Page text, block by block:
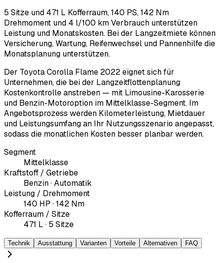
5 Sitze und 471 L Kofferraum, 140 PS, 142 Nm
Drehmoment und 4 l/100 km Verbrauch unterstützen
Leistung und Monatskosten. Bei der Langzeitmiete können
Versicherung, Wartung, Reifenwechsel und Pannenhilfe die
Monatsplanung unterstützen.
Der Toyota Corolla Flame 2022 eignet sich für
Unternehmen, die bei der Langzeitflottenplanung
Kostenkontrolle anstreben — mit Limousine-Karosserie
und Benzin-Motoroption im Mittelklasse-Segment. Im
Angebotsprozess werden Kilometerleistung, Mietdauer
und Leistungsumfang an Ihr Nutzungsszenario angepasst,
sodass die monatlichen Kosten besser planbar werden.
Segment
Mittelklasse
Kraftstoff / Getriebe
Benzin · Automatik
Leistung / Drehmoment
140 HP · 142 Nm
Kofferraum / Sitze
471 L · 5 Sitze
Technik Ausstattung Varianten Vorteile Alternativen FAQ